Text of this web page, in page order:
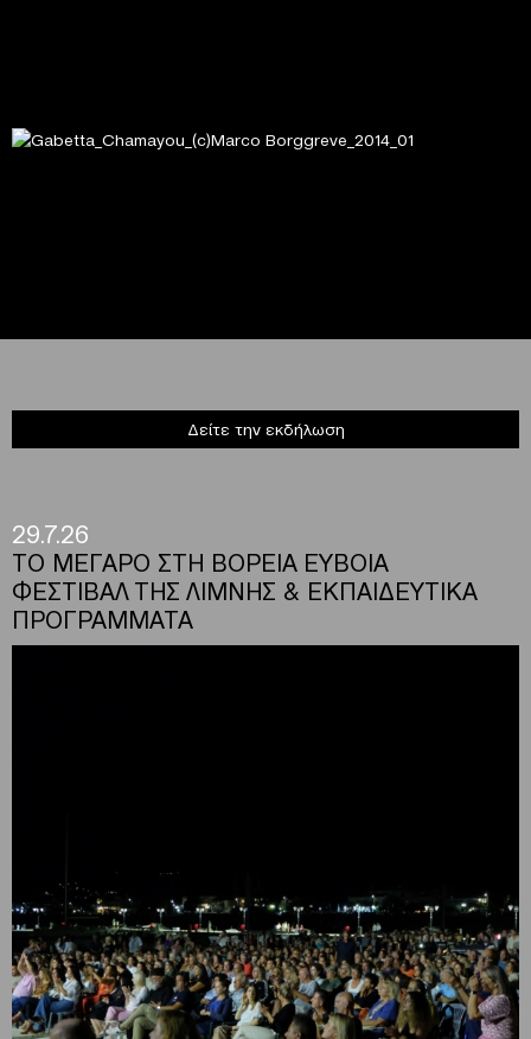
Δείτε την εκδήλωση
29.7.26
ΤΟ ΜΕΓΑΡΟ ΣΤΗ ΒΟΡΕΙΑ ΕΥΒΟΙΑ
ΦΕΣΤΙΒΑΛ ΤΗΣ ΛΙΜΝΗΣ & ΕΚΠΑΙΔΕΥΤΙΚΑ
ΠΡΟΓΡΑΜΜΑΤΑ